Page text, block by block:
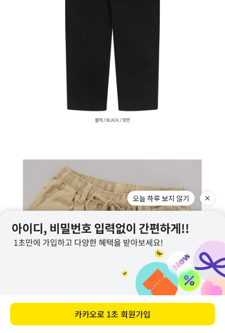
오늘 하루 보지 않기
카카오로 1초 회원가입